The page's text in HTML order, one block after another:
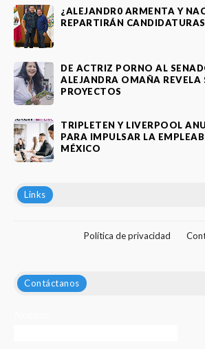
¿ALEJANDR0 ARMENTA Y
REPARTIRÁN
DE ACTRIZ PORNO AL
ALEJANDRA OMAÑA REVELA
PROYECTOS
TRIPLETEN Y LIVERPOOL
PARA IMPULSAR LA
MÉXICO
Links
Política de privacidad
Contáctanos